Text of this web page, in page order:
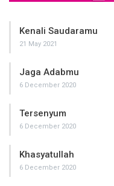
Kenali Saudaramu
21 May 2021
Jaga Adabmu
6 December 2020
Tersenyum
6 December 2020
Khasyatullah
6 December 2020